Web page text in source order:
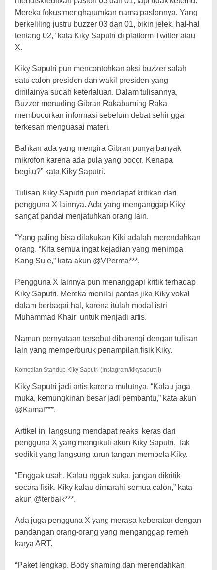
Mereka fokus mengharumkan nama paslonnya. Yang
berkeliling justru buzzer 03 dan 01, bikin jelek. hal-hal
tentang 02,” kata Kiky Saputri di platform Twitter atau
X.
Kiky Saputri pun mencontohkan aksi buzzer salah
satu calon presiden dan wakil presiden yang
dinilainya sudah keterlaluan. Dalam tulisannya,
Buzzer menuding Gibran Rakabuming Raka
membocorkan informasi sebelum debat sehingga
terkesan menguasai materi.
Bahkan ada yang mengira Gibran punya banyak
mikrofon karena ada pula yang bocor. Kenapa
begitu?” kata Kiky Saputri.
Tulisan Kiky Saputri pun mendapat kritikan dari
pengguna X lainnya. Ada yang menganggap Kiky
sangat pandai menjatuhkan orang lain.
“Yang paling bisa dilakukan Kiki adalah merendahkan
orang. “Kita semua ingat kejadian yang menimpa
Kang Sule,” kata akun @VPerma***.
Pengguna X lainnya pun menanggapi kritik terhadap
Kiky Saputri. Mereka menilai pantas jika Kiky vokal
dalam berbagai hal, karena itulah modal istri
Muhammad Khairi untuk menjadi artis.
Namun pernyataan tersebut dibarengi dengan tulisan
lain yang memperburuk penampilan fisik Kiky.
Komedian Standup Kiky Saputri (Instagram/kikysaputrii)
Kiky Saputri jadi artis karena mulutnya. “Kalau jaga
muka, kemungkinan besar jadi pembantu,” kata akun
@Kamal***.
Artikel ini langsung mendapat reaksi keras dari
pengguna X yang mengikuti akun Kiky Saputri. Tak
sedikit yang langsung turun tangan membela Kiky.
“Enggak usah. Kalau nggak suka, jangan dikritik
secara fisik. Kiky kalau dimarahi semua calon,” kata
akun @terbaik***.
Ada juga pengguna X yang merasa keberatan dengan
pandangan orang-orang yang menganggap remeh
karya ART.
“Paket lengkap. Body shaming dan merendahkan